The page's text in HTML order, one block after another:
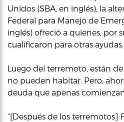
Unidos (SBA, en inglés), la
Federal para Manejo de
inglés) ofreció a quienes, por
cualificaron para otras ayudas.
Luego del terremoto, están
no pueden habitar. Pero,
deuda que apenas
“[Después de los terremotos]